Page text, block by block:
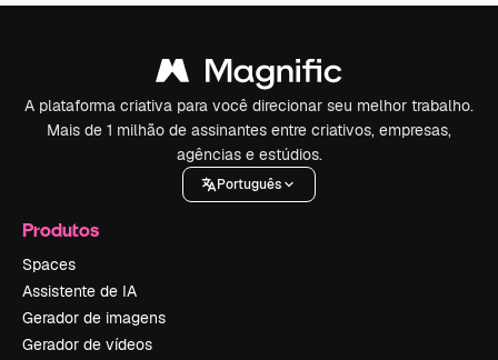
A plataforma criativa para você direcionar seu melhor trabalho.
Mais de 1 milhão de assinantes entre criativos, empresas,
agências e estúdios.
Português
Produtos
Spaces
Assistente de IA
Gerador de imagens
Gerador de vídeos